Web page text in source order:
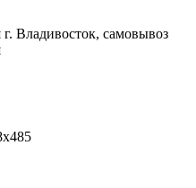
Владивосток, самовывоз